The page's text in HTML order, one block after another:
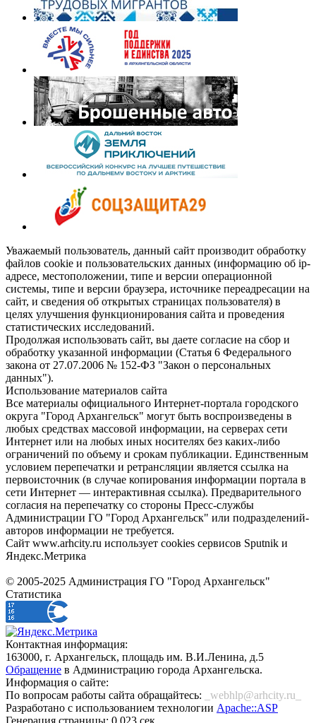
Уважаемый пользователь, данный сайт производит обработку
файлов cookie и пользовательских данных (информацию об ip-
адресе, местоположении, типе и версии операционной
системы, типе и версии браузера, источнике переадресации на
сайт, и сведения об открытых страницах пользователя) в
целях улучшения функционирования сайта и проведения
статистических исследований.
Продолжая использовать сайт, вы даете согласие на сбор и
обработку указанной информации (Статья 6 Федерального
закона от 27.07.2006 № 152-ФЗ "Закон о персональных
данных").
Использование материалов сайта
Все материалы официального Интернет-портала городского
округа "Город Архангельск" могут быть воспроизведены в
любых средствах массовой информации, на серверах сети
Интернет или на любых иных носителях без каких-либо
ограничений по объему и срокам публикации. Единственным
условием перепечатки и ретрансляции является ссылка на
первоисточник (в случае копирования информации портала в
сети Интернет — интерактивная ссылка). Предварительного
согласия на перепечатку со стороны Пресс-службы
Администрации ГО "Город Архангельск" или подразделений-
авторов информации не требуется.
Сайт www.arhcity.ru использует cookies сервисов Sputnik и
Яндекс.Метрика
© 2005-2025 Администрация ГО "Город Архангельск"
Статистика
Контактная информация:
163000, г. Архангельск, площадь им. В.И.Ленина, д.5
Обращение в Администрацию города Архангельска.
Информация о сайте:
По вопросам работы сайта обращайтесь:
_webhlp@arhcity.ru_
Разработано с использованием технологии Apache::ASP
Генерация страницы: 0.023 сек.